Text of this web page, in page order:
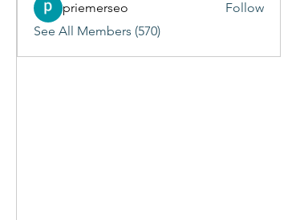
priemerseo
Follow
See All Members (570)